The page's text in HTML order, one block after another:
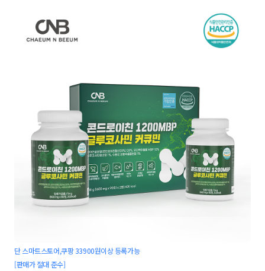
단 스마트스토어,쿠팡 33900원이상 등록가능
[판매가 절대 준수]